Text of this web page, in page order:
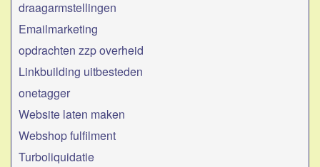
draagarmstellingen
Emailmarketing
opdrachten zzp overheid
Linkbuilding uitbesteden
onetagger
Website laten maken
Webshop fulfilment
Turboliquidatie